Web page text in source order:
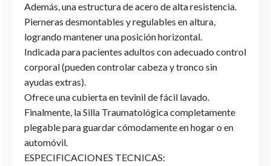
Además, una estructura de acero de alta resistencia.
Pierneras desmontables y regulables en altura,
logrando mantener una posición horizontal.
Indicada para pacientes adultos con adecuado control
corporal (pueden controlar cabeza y tronco sin
ayudas extras).
Ofrece una cubierta en tevinil de fácil lavado.
Finalmente, la Silla Traumatológica completamente
plegable para guardar cómodamente en hogar o en
automóvil.
ESPECIFICACIONES TECNICAS: